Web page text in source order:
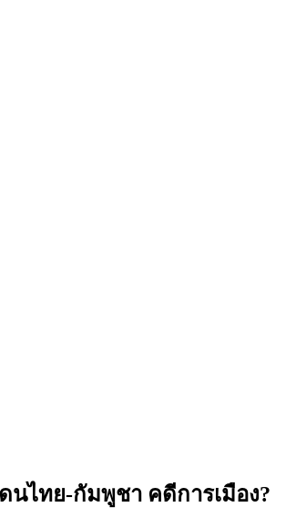
ไทย-กัมพูชา คดีการเมือง?